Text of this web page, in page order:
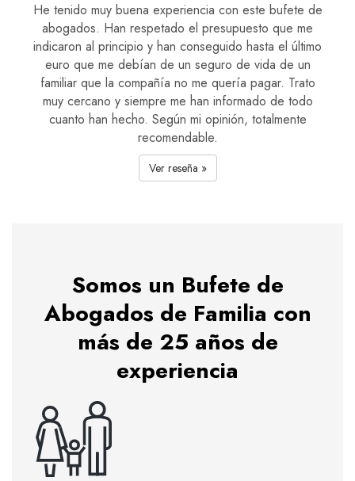
He tenido muy buena experiencia con este bufete de
abogados. Han respetado el presupuesto que me
indicaron al principio y han conseguido hasta el último
euro que me debían de un seguro de vida de un
familiar que la compañía no me quería pagar. Trato
muy cercano y siempre me han informado de todo
cuanto han hecho. Según mi opinión, totalmente
recomendable.
Ver reseña »
Somos un Bufete de
Abogados de Familia con
más de 25 años de
experiencia